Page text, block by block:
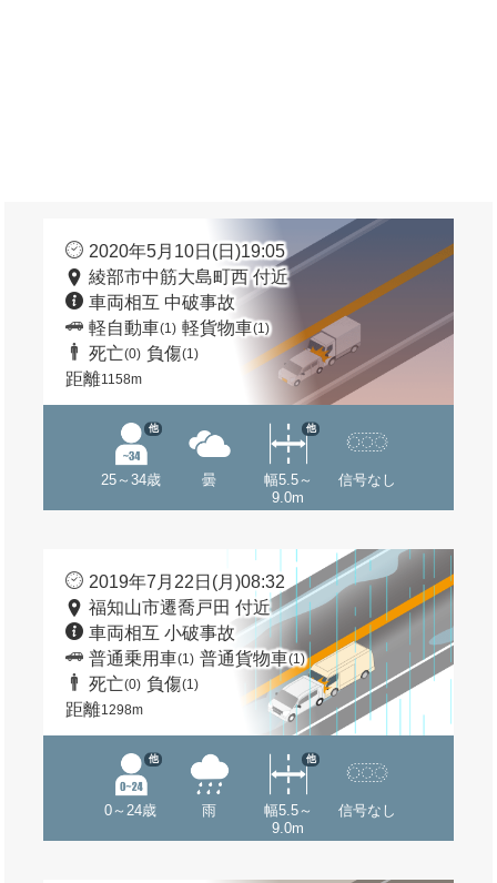
2020年5月10日(日)19:05
綾部市中筋大島町西 付近
車両相互 中破事故
軽自動車(1) 軽貨物車(1)
死亡(0) 負傷(1)
距離1158m
25～34歳
他
曇
幅5.5～
9.0m
他
信号なし
2019年7月22日(月)08:32
福知山市遷喬戸田 付近
車両相互 小破事故
普通乗用車(1) 普通貨物車(1)
死亡(0) 負傷(1)
距離1298m
0～24歳
他
雨
幅5.5～
9.0m
他
信号なし